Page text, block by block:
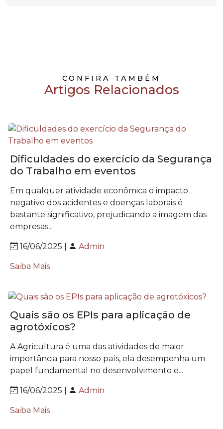
CONFIRA TAMBÉM
Artigos Relacionados
Dificuldades do exercício da Segurança
do Trabalho em eventos
Em qualquer atividade econômica o impacto
negativo dos acidentes e doenças laborais é
bastante significativo, prejudicando a imagem das
empresas...
16/06/2025 | Admin
Saiba Mais
Quais são os EPIs para aplicação de
agrotóxicos?
A Agricultura é uma das atividades de maior
importância para nosso país, ela desempenha um
papel fundamental no desenvolvimento e...
16/06/2025 | Admin
Saiba Mais